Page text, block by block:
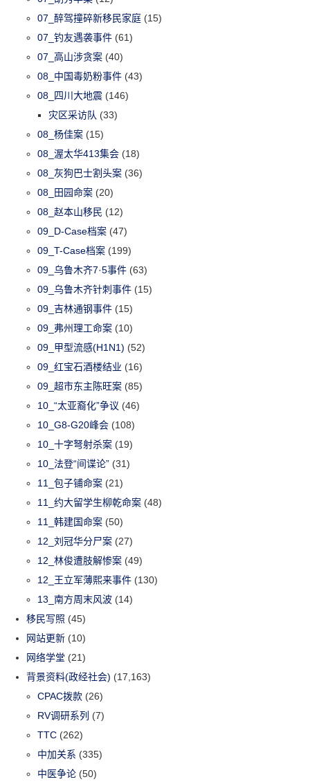
07_醉驾撞碎新移民家庭 (15)
07_钓友遇袭事件 (61)
07_高山涉贪案 (40)
08_中国毒奶粉事件 (43)
08_四川大地震 (146)
灾区采访队 (33)
08_杨佳案 (15)
08_渥太华413集会 (18)
08_灰狗巴士割头案 (36)
08_田园命案 (20)
08_赵本山移民 (12)
09_D-Case档案 (47)
09_T-Case档案 (199)
09_乌鲁木齐7·5事件 (63)
09_乌鲁木齐针刺事件 (15)
09_吉林通钢事件 (15)
09_弗州理工命案 (10)
09_甲型流感(H1N1) (52)
09_红宝石酒楼结业 (16)
09_超市东主陈旺案 (85)
10_“太亚裔化”争议 (46)
10_G8-G20峰会 (108)
10_十字弩射杀案 (19)
10_法登“间谍论” (31)
11_包子铺命案 (21)
11_约大留学生柳乾命案 (48)
11_韩建国命案 (50)
12_刘冠华分尸案 (27)
12_林俊遭肢解惨案 (49)
12_王立军薄熙来事件 (130)
13_南方周末风波 (14)
移民写照 (45)
网站更新 (10)
网络学堂 (21)
背景资料(政经社会) (17,163)
CPAC拨款 (26)
RV调研系列 (7)
TTC (262)
中加关系 (335)
中医争论 (50)